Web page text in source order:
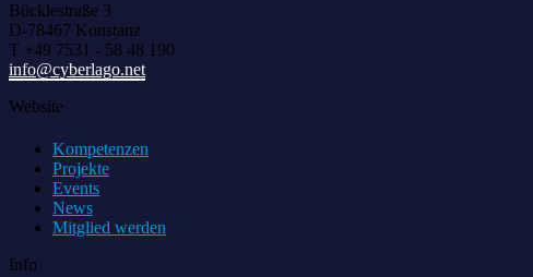
Bücklestraße 3
D-78467 Konstanz
T +49 7531 - 58 48 190
info@cyberlago.net
Website
Kompetenzen
Projekte
Events
News
Mitglied werden
Info